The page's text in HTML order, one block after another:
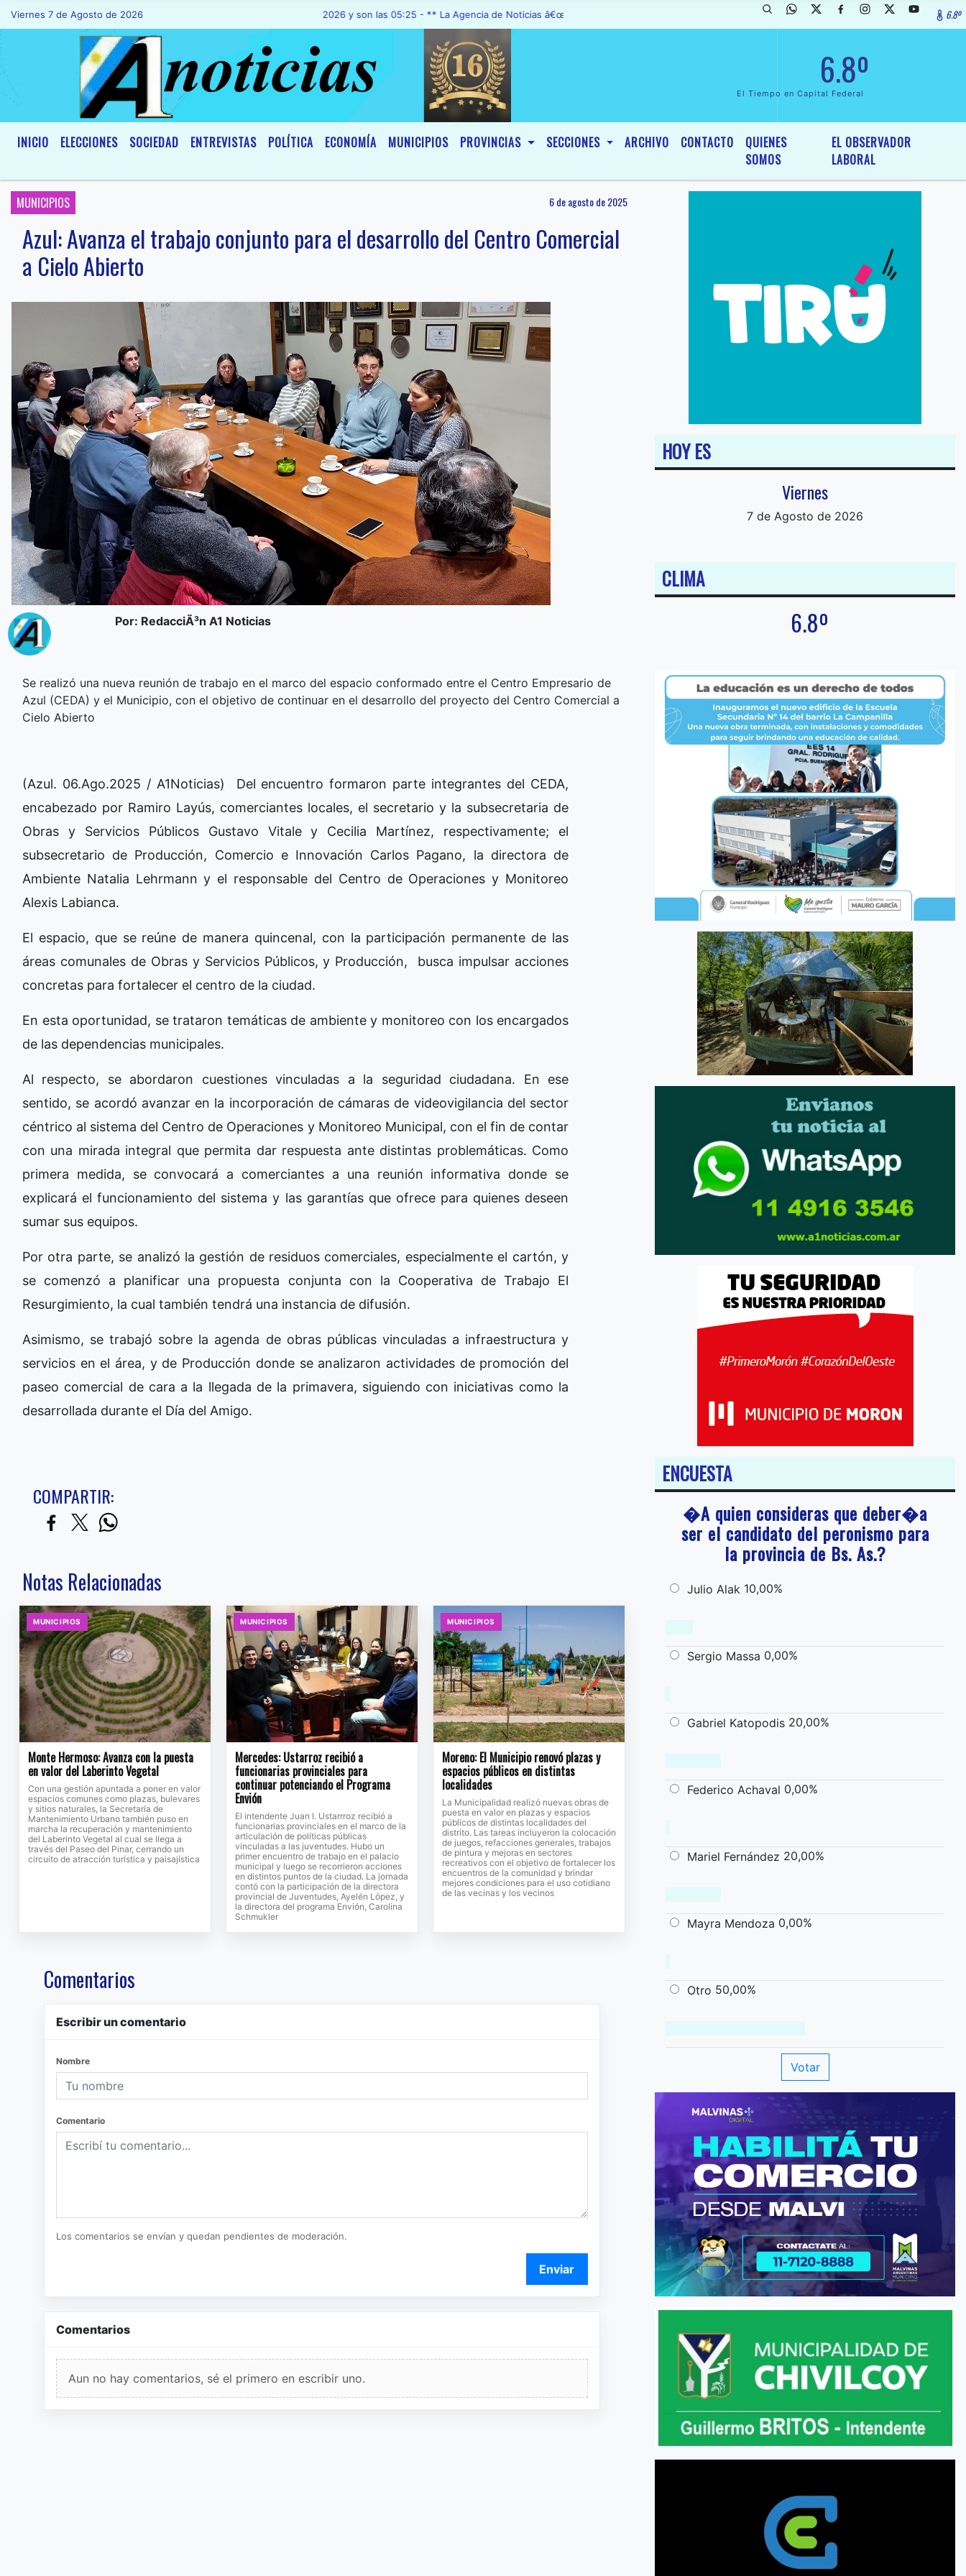
Viernes 7 de Agosto de 2026Hoy es Viernes 7 de Agosto de 2026 y son las 05:25 - ** La Agencia de Noticias â€œA1 Noticiasâ€, fue declarada de InterÃ©s General y Legislativo, por Ordenanza NÂº 6236/19 del6.8º
6.8º
El Tiempo en Capital Federal
INICIO ELECCIONES SOCIEDAD ENTREVISTAS POLÍTICA ECONOMÍA MUNICIPIOS PROVINCIAS SECCIONES ARCHIVO CONTACTO
QUIENES
SOMOS
EL OBSERVADOR
LABORAL
MUNICIPIOS 6 de agosto de 2025
Azul: Avanza el trabajo conjunto para el desarrollo del Centro Comercial
a Cielo Abierto
Por: RedacciÃ³n A1 Noticias
Se realizó una nueva reunión de trabajo en el marco del espacio conformado entre el Centro Empresario de
Azul (CEDA) y el Municipio, con el objetivo de continuar en el desarrollo del proyecto del Centro Comercial a
Cielo Abierto
(Azul. 06.Ago.2025 / A1Noticias) Del encuentro formaron parte integrantes del CEDA,
encabezado por Ramiro Layús, comerciantes locales, el secretario y la subsecretaria de
Obras y Servicios Públicos Gustavo Vitale y Cecilia Martínez, respectivamente; el
subsecretario de Producción, Comercio e Innovación Carlos Pagano, la directora de
Ambiente Natalia Lehrmann y el responsable del Centro de Operaciones y Monitoreo
Alexis Labianca.
El espacio, que se reúne de manera quincenal, con la participación permanente de las
áreas comunales de Obras y Servicios Públicos, y Producción, busca impulsar acciones
concretas para fortalecer el centro de la ciudad.
En esta oportunidad, se trataron temáticas de ambiente y monitoreo con los encargados
de las dependencias municipales.
Al respecto, se abordaron cuestiones vinculadas a la seguridad ciudadana. En ese
sentido, se acordó avanzar en la incorporación de cámaras de videovigilancia del sector
céntrico al sistema del Centro de Operaciones y Monitoreo Municipal, con el fin de contar
con una mirada integral que permita dar respuesta ante distintas problemáticas. Como
primera medida, se convocará a comerciantes a una reunión informativa donde se
explicará el funcionamiento del sistema y las garantías que ofrece para quienes deseen
sumar sus equipos.
Por otra parte, se analizó la gestión de residuos comerciales, especialmente el cartón, y
se comenzó a planificar una propuesta conjunta con la Cooperativa de Trabajo El
Resurgimiento, la cual también tendrá una instancia de difusión.
Asimismo, se trabajó sobre la agenda de obras públicas vinculadas a infraestructura y
servicios en el área, y de Producción donde se analizaron actividades de promoción del
paseo comercial de cara a la llegada de la primavera, siguiendo con iniciativas como la
desarrollada durante el Día del Amigo.
COMPARTIR:
Notas Relacionadas
MUNICIPIOS
Monte Hermoso: Avanza con la puesta
en valor del Laberinto Vegetal
Con una gestión apuntada a poner en valor
espacios comunes como plazas, bulevares
y sitios naturales, la Secretaría de
Mantenimiento Urbano también puso en
marcha la recuperación y mantenimiento
del Laberinto Vegetal al cual se llega a
través del Paseo del Pinar, cerrando un
circuito de atracción turística y paisajística
MUNICIPIOS
Mercedes: Ustarroz recibió a
funcionarias provinciales para
continuar potenciando el Programa
Envión
El intendente Juan I. Ustarrroz recibió a
funcionarias provinciales en el marco de la
articulación de políticas públicas
vinculadas a las juventudes. Hubo un
primer encuentro de trabajo en el palacio
municipal y luego se recorrieron acciones
en distintos puntos de la ciudad. La jornada
contó con la participación de la directora
provincial de Juventudes, Ayelén López, y
la directora del programa Envión, Carolina
Schmukler
MUNICIPIOS
Moreno: El Municipio renovó plazas y
espacios públicos en distintas
localidades
La Municipalidad realizó nuevas obras de
puesta en valor en plazas y espacios
públicos de distintas localidades del
distrito. Las tareas incluyeron la colocación
de juegos, refacciones generales, trabajos
de pintura y mejoras en sectores
recreativos con el objetivo de fortalecer los
encuentros de la comunidad y brindar
mejores condiciones para el uso cotidiano
de las vecinas y los vecinos
Comentarios
Escribir un comentario
Nombre
Comentario
Los comentarios se envían y quedan pendientes de moderación.
Enviar
Comentarios
Aun no hay comentarios, sé el primero en escribir uno.
HOY ES
Viernes
7 de Agosto de 2026
CLIMA
6.8º
ENCUESTA
�A quien consideras que deber�a
ser el candidato del peronismo para
la provincia de Bs. As.?
Julio Alak 10,00%
Sergio Massa 0,00%
Gabriel Katopodis 20,00%
Federico Achaval 0,00%
Mariel Fernández 20,00%
Mayra Mendoza 0,00%
Otro 50,00%